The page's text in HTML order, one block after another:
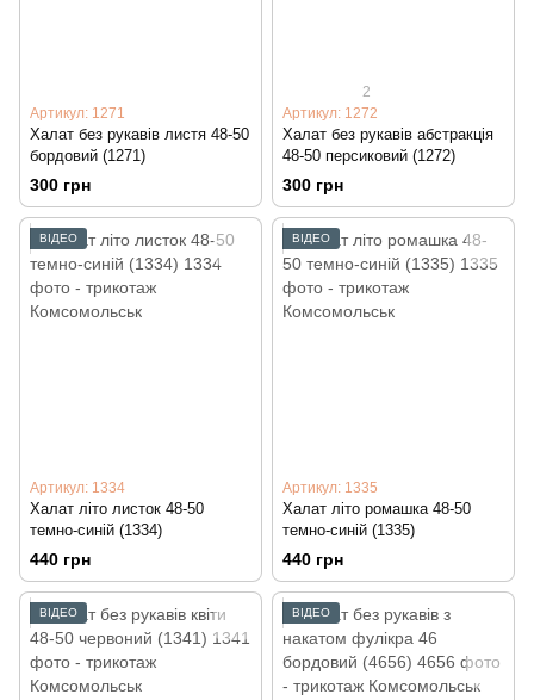
Артикул: 1271
Халат без рукавів листя 48-50
бордовий (1271)
300 грн
2
Артикул: 1272
Халат без рукавів абстракція
48-50 персиковий (1272)
300 грн
ВІДЕО
Артикул: 1334
Халат літо листок 48-50
темно-синій (1334)
440 грн
ВІДЕО
Артикул: 1335
Халат літо ромашка 48-50
темно-синій (1335)
440 грн
ВІДЕО ВІДЕО